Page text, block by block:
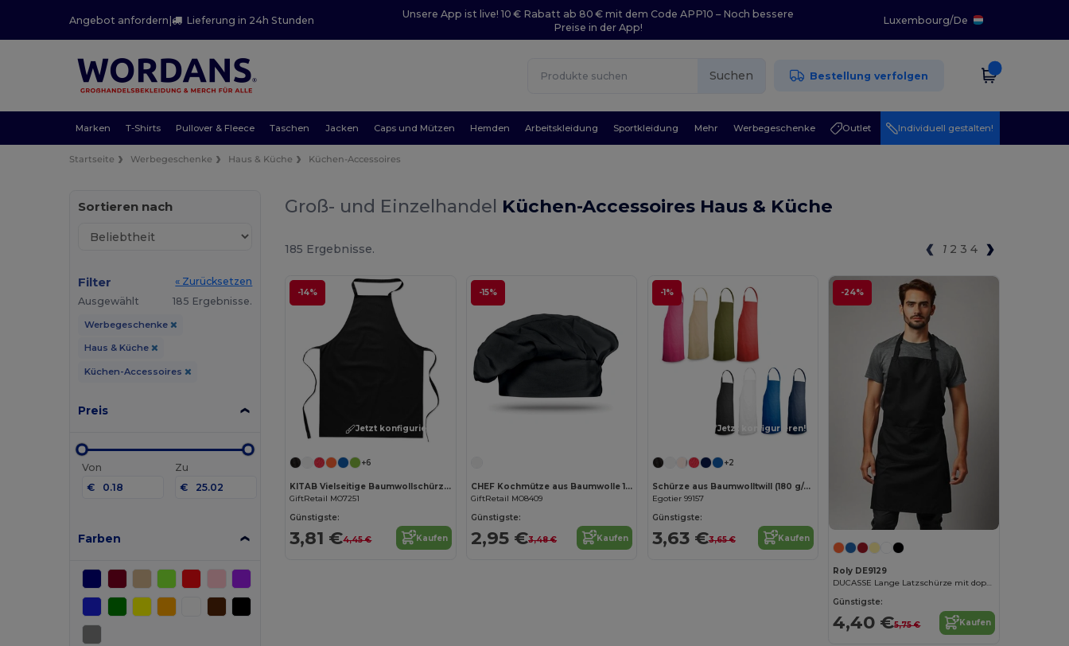
Angebot anfordern| Lieferung in 24h Stunden
Unsere App ist live! 10 € Rabatt ab 80 € mit dem Code APP10 – Noch bessere
Preise in der App!
Luxembourg/De
Suchen Bestellung verfolgen
Marken T-Shirts Pullover & Fleece Taschen Jacken Caps und Mützen Hemden Arbeitskleidung Sportkleidung Mehr Werbegeschenke Outlet Individuell gestalten!
Startseite Werbegeschenke Haus & Küche Küchen-Accessoires
Sortieren nach
Filter
« Zurücksetzen
Ausgewählt
185 Ergebnisse.
Werbegeschenke
Haus & Küche
Küchen-Accessoires
Preis
Von
€
Zu
€
Farben
Groß- und Einzelhandel Küchen-Accessoires Haus & Küche
185 Ergebnisse. 1 2 3 4
-14%
Jetzt konfigurieren!
+6
KITAB Vielseitige Baumwollschürze für Küche und Garten
GiftRetail MO7251
Günstigste:
3,81 €4,45 € Kaufen
-15%
CHEF Kochmütze aus Baumwolle 130g/m²
GiftRetail MO8409
Günstigste:
2,95 €3,48 € Kaufen
-1%
Jetzt konfigurieren!
+2
Schürze aus Baumwolltwill (180 g/m²)
Egotier 99157
Günstigste:
3,63 €3,65 € Kaufen
-24%
Roly DE9129
DUCASSE Lange Latzschürze mit doppelter Fronttasche und passenden Trägern
Günstigste:
4,40 €5,75 € Kaufen